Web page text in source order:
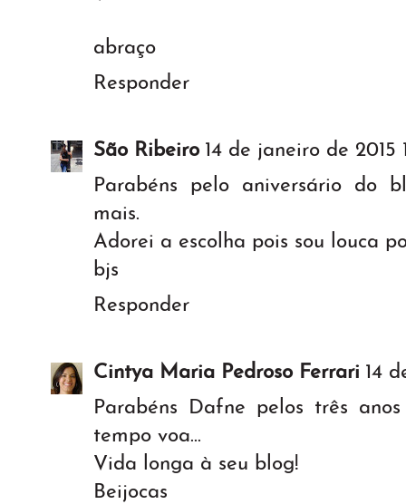
abraço
Responder
São Ribeiro 14 de janeiro de 2015
Parabéns pelo aniversário do
mais.
Adorei a escolha pois sou louca
bjs
Responder
Cintya Maria Pedroso Ferrari 14
Parabéns Dafne pelos três
tempo voa...
Vida longa à seu blog!
Beijocas